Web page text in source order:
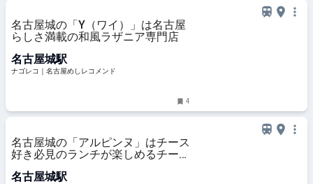
名古屋城の「Y（ワイ）」は名古屋
らしさ満載の和風ラザニア専門店
名古屋城駅
ナゴレコ｜名古屋めしレコメンド
4
名古屋城の「アルピンヌ」はチース
好き必見のランチが楽しめるチーズ
名古屋城駅